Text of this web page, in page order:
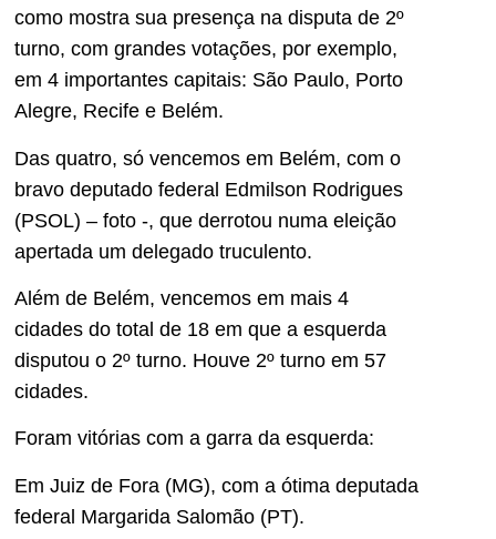
como mostra sua presença na disputa de 2º
turno, com grandes votações, por exemplo,
em 4 importantes capitais: São Paulo, Porto
Alegre, Recife e Belém.
Das quatro, só vencemos em Belém, com o
bravo deputado federal Edmilson Rodrigues
(PSOL) – foto -, que derrotou numa eleição
apertada um delegado truculento.
Além de Belém, vencemos em mais 4
cidades do total de 18 em que a esquerda
disputou o 2º turno. Houve 2º turno em 57
cidades.
Foram vitórias com a garra da esquerda:
Em Juiz de Fora (MG), com a ótima deputada
federal Margarida Salomão (PT).